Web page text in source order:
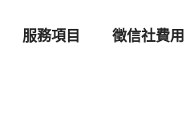
服務項目 徵信社費用